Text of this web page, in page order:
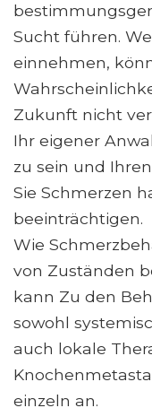
Sucht führen.
einnehmen,
Zukunft nicht
Ihr eigener
zu sein und
Sie Schmerzen
beeinträchtigen.
Wie
von Zuständen
kann Zu den
sowohl
auch lokale
einzeln an.